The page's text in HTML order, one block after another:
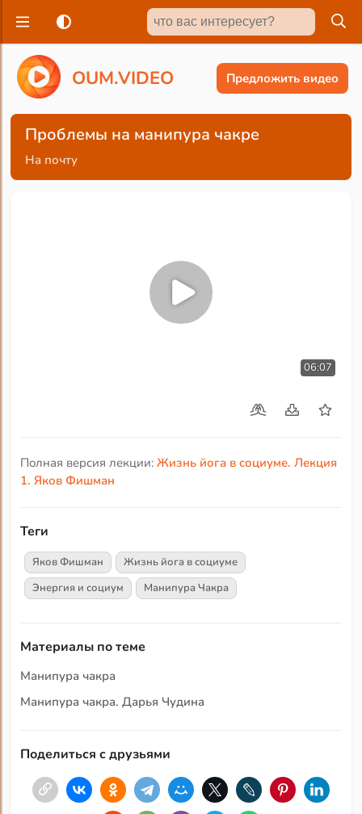
OUM.VIDEO Предложить видео
Проблемы на манипура чакре
На почту
06:07
Полная версия лекции:Жизнь йога в социуме. Лекция
1. Яков Фишман
Теги
Яков Фишман
Жизнь йога в социуме
Энергия и социум
Манипура Чакра
Материалы по теме
Манипура чакра
Манипура чакра. Дарья Чудина
Поделиться с друзьями